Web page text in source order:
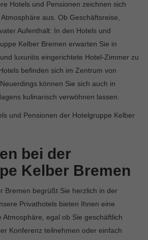
Hotels und Pensionen zeichnen sich
aus. Ob Geschäftsreise,
Aufenthalt: In den Hotels und
Kelber Bremen erwarten Sie in
luxuriös eingerichtete Hotel-Zimmer zu
befinden sich im Zentrum von
können Sie sich auch in
kulinarisch verwöhnen lassen.
und Pensionen der Hotelgruppe Kelber
bei der
Kelber Bremen
Bremen begrüßt Sie herzlich in der
Privathotels bieten Ihnen eine
Atmosphäre, egal ob Sie geschäftlich
Konferenz teilnehmen oder einfach